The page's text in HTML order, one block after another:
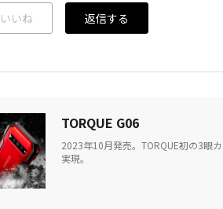
いいね 返信する
TORQUE G06
2023年10月発売。TORQUE初の3眼
実現。